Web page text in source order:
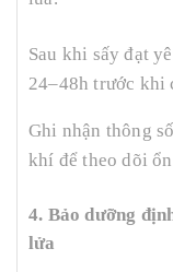
Sau khi sấy đạt
24–48h trước khi
Ghi nhận thông
khí để theo dõi
4. Bảo dưỡng
lửa